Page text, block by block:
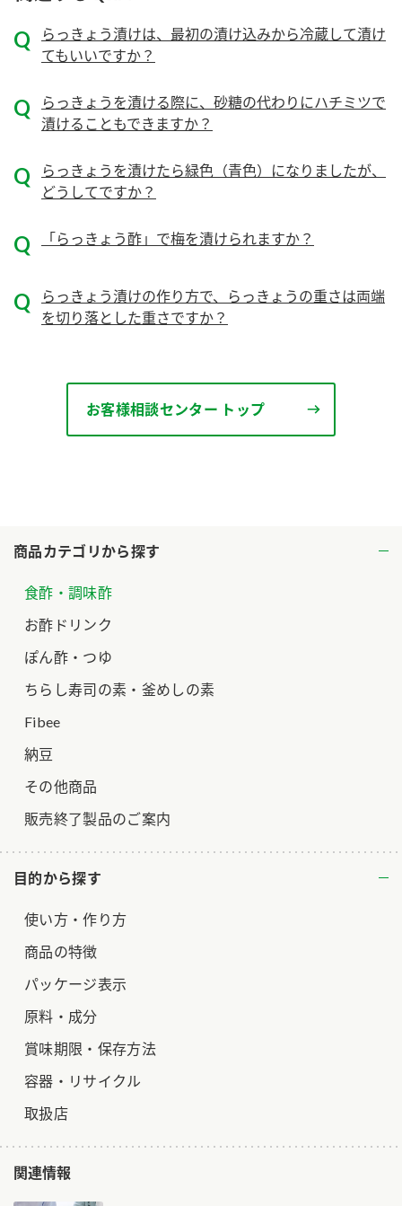
鍋なび
PIN印
千夜
お酢を知ろう！
ぽん酢サワー
ミツカンのCM
ロングセラー商品 ＋ おすすめレシピ
ZENB initiative
MIM（ミツカンミュージアム）
各部門が大切にしていること
キッザニア東京「ぽん酢工房」
お客様の声をいかしました
販売終了製品のご案内
地図から取り扱い店舗を探す
ミツカン公式通販
業務用サイト ミツカングループについて
商品カテゴリから探す
食酢・調味酢
お酢ドリンク
ぽん酢・つゆ
ちらし寿司の素・釜めしの素
Fibee
納豆
その他商品
販売終了製品のご案内
目的から探す
使い方・作り方
商品の特徴
パッケージ表示
原料・成分
賞味期限・保存方法
容器・リサイクル
取扱店
関連情報
らっきょう漬けは、最初の漬け込みから冷蔵して漬け
てもいいですか？
らっきょうを漬ける際に、砂糖の代わりにハチミツで
漬けることもできますか？
らっきょうを漬けたら緑色（青色）になりましたが、
どうしてですか？
「らっきょう酢」で梅を漬けられますか？
らっきょう漬けの作り方で、らっきょうの重さは両端
を切り落とした重さですか？
お客様相談センター トップ